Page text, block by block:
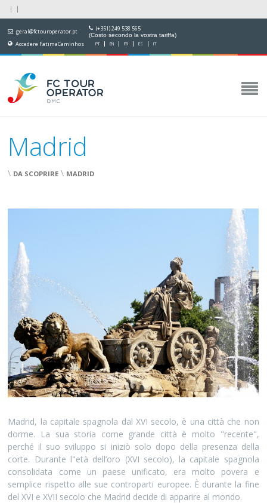
geral@fctouroperator.pt (+351) 249 538 565
(Costo secondo la vostra tariffa)
Accedere FatimaCaminhos PT EN FR ES IT
Madrid
\ DA SCOPRIRE \ MADRID
Madrid, la capitale spagnola dal XVI secolo, è una città che non
dorme. La sua storia come grande città è molto "recente",
perché il suo sviluppo si iniziò solo dopo della presenza della
corte. Durante l"età dell’oro (XVI secolo), la capitale spagnola
consolidata come un paese unificato, era molto povera e
semplice rispetto alle sue controparti europee. È durante la fine
del XVI e XVII secolo che Madrid decide di apparire al mondo.